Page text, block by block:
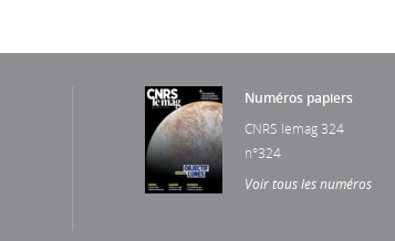
Numéros papiers
CNRS lemag 324
n°324
Voir tous les numéros